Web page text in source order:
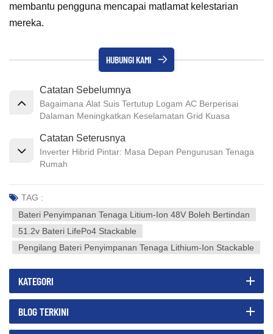
membantu pengguna mencapai matlamat kelestarian
mereka.
HUBUNGI KAMI
Catatan Sebelumnya
Bagaimana Alat Suis Tertutup Logam AC Berperisai
Dalaman Meningkatkan Keselamatan Grid Kuasa
Catatan Seterusnya
Inverter Hibrid Pintar: Masa Depan Pengurusan Tenaga
Rumah
TAG :
Bateri Penyimpanan Tenaga Litium-Ion 48V Boleh Bertindan
51.2v Bateri LifePo4 Stackable
Pengilang Bateri Penyimpanan Tenaga Lithium-Ion Stackable
KATEGORI
BLOG TERKINI